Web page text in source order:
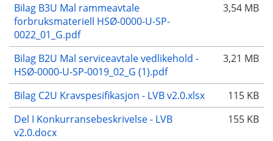
Bilag B3U Mal rammeavtale
forbruksmateriell HSØ-0000-U-SP-
0022_01_G.pdf
3,54 MB
Bilag B2U Mal serviceavtale vedlikehold -
HSØ-0000-U-SP-0019_02_G (1).pdf
3,21 MB
Bilag C2U Kravspesifikasjon - LVB v2.0.xlsx
115 KB
Del I Konkurransebeskrivelse - LVB
v2.0.docx
155 KB